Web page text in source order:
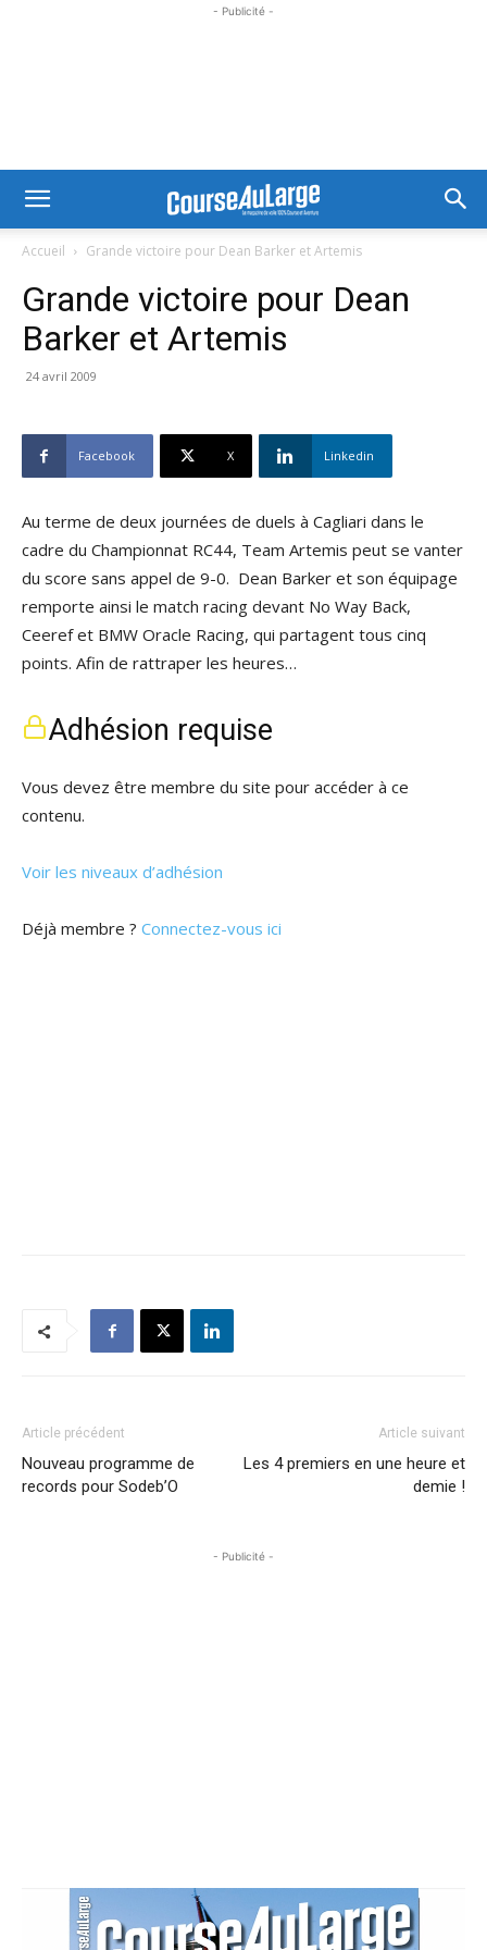
- Publicité -
Accueil Grande victoire pour Dean Barker et Artemis
Grande victoire pour Dean
Barker et Artemis
24 avril 2009
Facebook X Linkedin
Au terme de deux journées de duels à Cagliari dans le
cadre du Championnat RC44, Team Artemis peut se vanter
du score sans appel de 9-0. Dean Barker et son équipage
remporte ainsi le match racing devant No Way Back,
Ceeref et BMW Oracle Racing, qui partagent tous cinq
points. Afin de rattraper les heures…
Adhésion requise
Vous devez être membre du site pour accéder à ce
contenu.
Voir les niveaux d’adhésion
Déjà membre ? Connectez-vous ici
Article précédent
Nouveau programme de
records pour Sodeb’O
Article suivant
Les 4 premiers en une heure et
demie !
- Publicité -